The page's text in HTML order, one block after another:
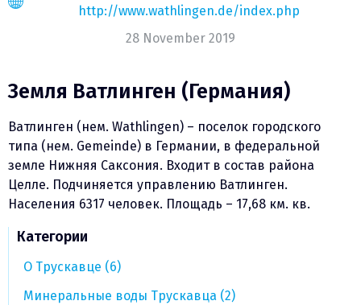
http://www.wathlingen.de/index.php
28 November 2019
Земля Ватлинген (Германия)
Ватлинген (нем. Wathlingen) – поселок городского
типа (нем. Gemeinde) в Германии, в федеральной
земле Нижняя Саксония. Входит в состав района
Целле. Подчиняется управлению Ватлинген.
Населения 6317 человек. Площадь – 17,68 км. кв.
Категории
О Трускавце (6)
Минеральные воды Трускавца (2)